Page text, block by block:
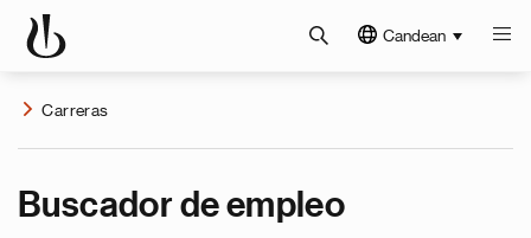
Candean
Carreras
Buscador de empleo